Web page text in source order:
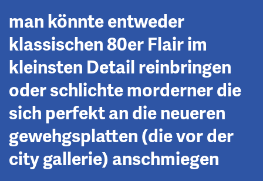
man könnte entweder
klassischen 80er Flair im
kleinsten Detail reinbringen
oder schlichte morderner die
sich perfekt an die neueren
gewehgsplatten (die vor der
city gallerie) anschmiegen